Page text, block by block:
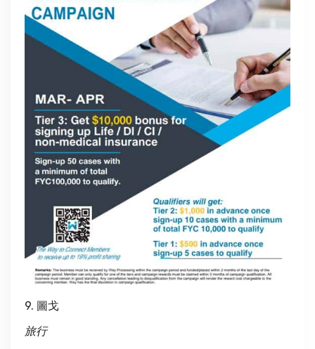
9. 圖戈
旅行